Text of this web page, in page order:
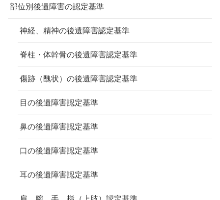
部位別後遺障害の認定基準
神経、精神の後遺障害認定基準
脊柱・体幹骨の後遺障害認定基準
傷跡（醜状）の後遺障害認定基準
目の後遺障害認定基準
鼻の後遺障害認定基準
口の後遺障害認定基準
耳の後遺障害認定基準